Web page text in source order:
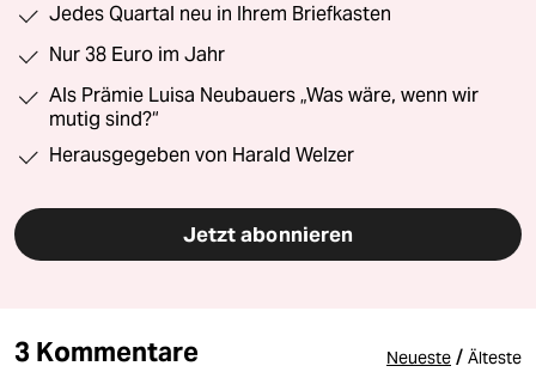
Jedes Quartal neu in Ihrem Briefkasten
Nur 38 Euro im Jahr
Als Prämie Luisa Neubauers „Was wäre, wenn wir
mutig sind?“
Herausgegeben von Harald Welzer
Jetzt abonnieren
3 Kommentare Neueste / Älteste